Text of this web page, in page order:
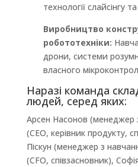
технології слайсінгу
Виробництво
робототехніки:
дрони, системи
власного
Наразі команда
людей, серед яких:
Арсен Насонов (менеджер
(CEO, керівник продукту,
Піскун (менеджер з
(CFO, співзасновник),